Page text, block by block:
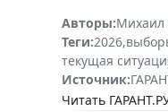
Авторы:Михаил
Теги:2026,
текущая
Источник:
Читать